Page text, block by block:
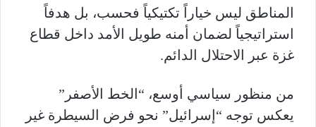
المناطق ليس خياراً تكتيكياً فحسب، بل هدفاً
استراتيجياً لضمان أمنه طويل الأمد داخل قطاع
غزة عبر الاحتلال الدائم.
من منظور سياسي أوسع، “الخط الأصفر”
يعكس توجه “إسرائيل” نحو فرض السيطرة غير